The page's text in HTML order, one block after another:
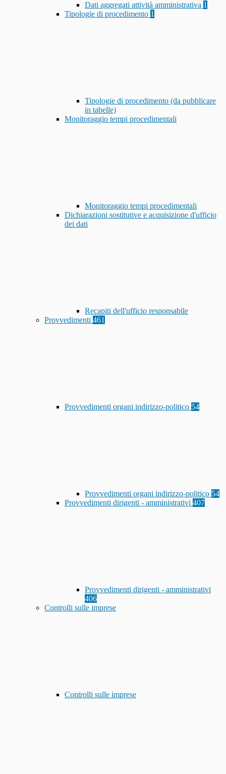
Dati aggregati attività amministrativa 1
Tipologie di procedimento 1
Tipologie di procedimento (da pubblicare
in tabelle)
Monitoraggio tempi procedimentali
Monitoraggio tempi procedimentali
Dichiarazioni sostitutive e acquisizione d'ufficio
dei dati
Recapiti dell'ufficio responsabile
Provvedimenti 461
Provvedimenti organi indirizzo-politico 54
Provvedimenti organi indirizzo-politico 54
Provvedimenti dirigenti - amministrativi 407
Provvedimenti dirigenti - amministrativi
406
Controlli sulle imprese
Controlli sulle imprese